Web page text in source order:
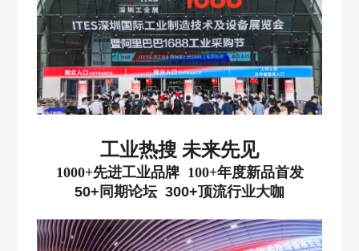
工业热搜 未来先见
1000+先进工业品牌 100+年度新品首发
50+ 同期论坛 300+顶流行业大咖